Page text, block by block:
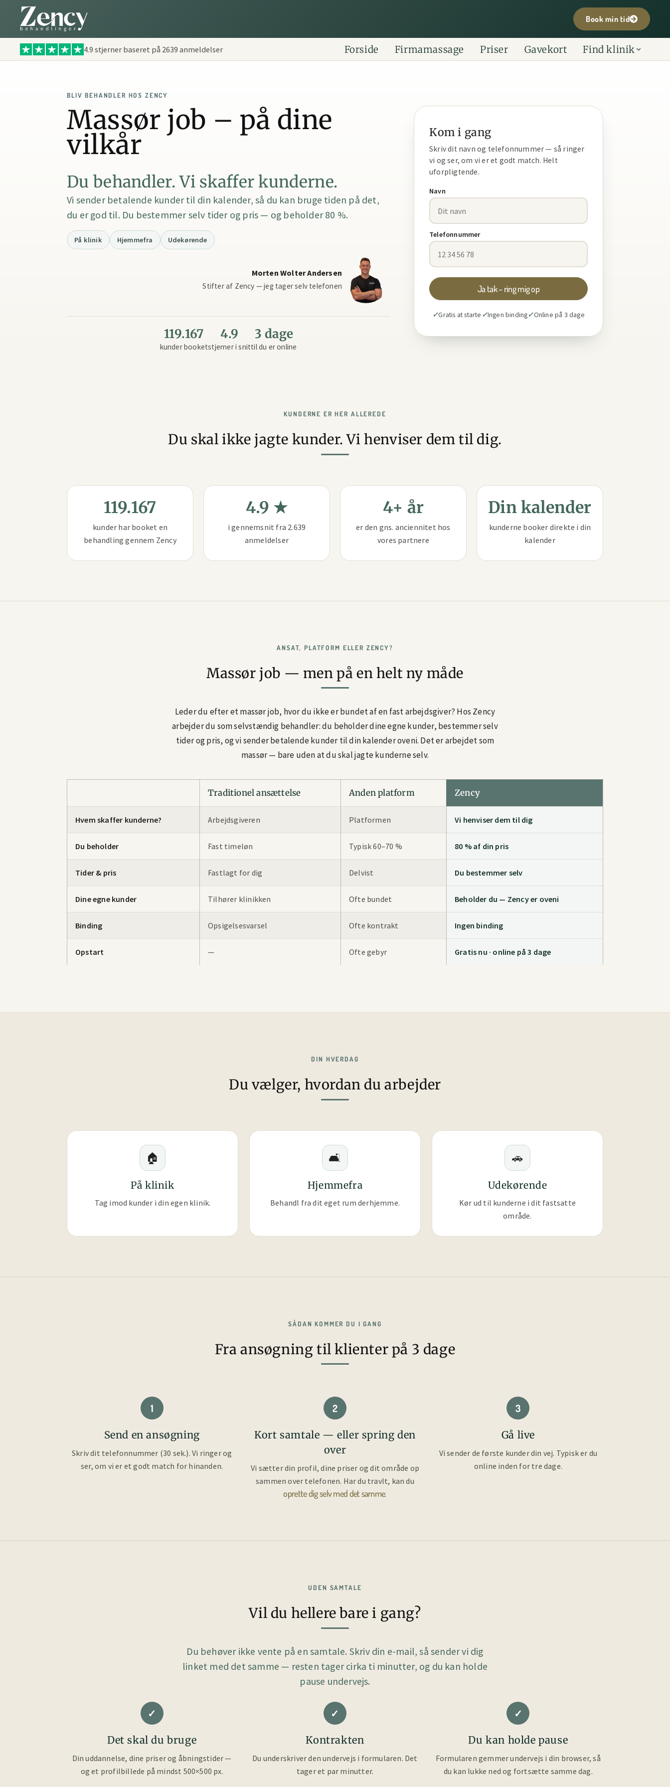
Book min tid
4.9 stjerner baseret på 2639 anmeldelser Forside Firmamassage Priser Gavekort Find klinik
BLIV BEHANDLER HOS ZENCY
Massør job – på dine
vilkår
Du behandler. Vi skaffer kunderne.
Vi sender betalende kunder til din kalender, så du kan bruge tiden på det,
du er god til. Du bestemmer selv tider og pris — og beholder 80 %.
På klinik Hjemmefra Udekørende
Morten Wolter Andersen
Stifter af Zency — jeg tager selv telefonen
119.167
kunder booket
4.9
stjerner i snit
3 dage
til du er online
Kom i gang
Skriv dit navn og telefonnummer — så ringer
vi og ser, om vi er et godt match. Helt
uforpligtende.
Navn
Telefonnummer
Ja tak – ring mig op
✓Gratis at starte ✓Ingen binding✓Online på 3 dage
KUNDERNE ER HER ALLEREDE
Du skal ikke jagte kunder. Vi henviser dem til dig.
119.167
kunder har booket en
behandling gennem Zency
4.9 ★
i gennemsnit fra 2.639
anmeldelser
4+ år
er den gns. anciennitet hos
vores partnere
Din kalender
kunderne booker direkte i din
kalender
ANSAT, PLATFORM ELLER ZENCY?
Massør job — men på en helt ny måde
Leder du efter et massør job, hvor du ikke er bundet af en fast arbejdsgiver? Hos Zency
arbejder du som selvstændig behandler: du beholder dine egne kunder, bestemmer selv
tider og pris, og vi sender betalende kunder til din kalender oveni. Det er arbejdet som
massør — bare uden at du skal jagte kunderne selv.
Traditionel ansættelse Anden platform Zency
Hvem skaffer kunderne? Arbejdsgiveren Platformen Vi henviser dem til dig
Du beholder Fast timeløn Typisk 60–70 % 80 % af din pris
Tider & pris Fastlagt for dig Delvist Du bestemmer selv
Dine egne kunder Tilhører klinikken Ofte bundet Beholder du — Zency er oveni
Binding Opsigelsesvarsel Ofte kontrakt Ingen binding
Opstart — Ofte gebyr Gratis nu · online på 3 dage
DIN HVERDAG
Du vælger, hvordan du arbejder
🏠
På klinik
Tag imod kunder i din egen klinik.
🛋️
Hjemmefra
Behandl fra dit eget rum derhjemme.
🚗
Udekørende
Kør ud til kunderne i dit fastsatte
område.
SÅDAN KOMMER DU I GANG
Fra ansøgning til klienter på 3 dage
1
Send en ansøgning
Skriv dit telefonnummer (30 sek.). Vi ringer og
ser, om vi er et godt match for hinanden.
2
Kort samtale — eller spring den
over
Vi sætter din profil, dine priser og dit område op
sammen over telefonen. Har du travlt, kan du
oprette dig selv med det samme.
3
Gå live
Vi sender de første kunder din vej. Typisk er du
online inden for tre dage.
UDEN SAMTALE
Vil du hellere bare i gang?
Du behøver ikke vente på en samtale. Skriv din e-mail, så sender vi dig
linket med det samme — resten tager cirka ti minutter, og du kan holde
pause undervejs.
✓
Det skal du bruge
Din uddannelse, dine priser og åbningstider —
og et profilbillede på mindst 500×500 px.
✓
Kontrakten
Du underskriver den undervejs i formularen. Det
tager et par minutter.
✓
Du kan holde pause
Formularen gemmer undervejs i din browser, så
du kan lukke ned og fortsætte samme dag.